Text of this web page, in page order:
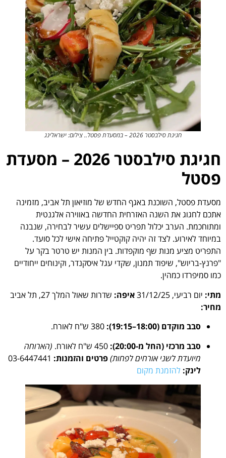
חגיגת סילבסטר 2026 – במסעדת פסטל.. צילום: ישראלינג
חגיגת סילבסטר 2026 – מסעדת
פסטל
מסעדת פסטל, השוכנת באגף החדש של מוזיאון תל אביב, מזמינה
אתכם לחגוג את השנה האזרחית החדשה באווירה אלגנטית
ומתוחכמת. הערב יכלול תפריט ספיישלים עשיר לבחירה, שנבנה
במיוחד לאירוע. לצד זה יהיה קוקטייל פתיחה אישי לכל סועד.
התפריט מציע מנות שף מוקפדות. בין המנות יש טרטר בקר על
"פרנץ-בריוש", שיפוד תמנון, שקדי עגל איסקנדר, וקינוחים ייחודיים
כמו סמיפרדו כמהין.
מתי: יום רביעי, 31/12/25 איפה: שדרות שאול המלך 27, תל אביב
מחיר:
סבב מוקדם (18:00–19:15):
סבב מרכזי (החל מ-20:00):
(הארוחה
מיועדת לשני אורחים לפחות)פרטים והזמנות:
לינק: להזמנת מקום